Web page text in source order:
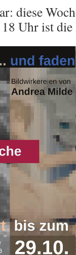
diese
Uhr ist